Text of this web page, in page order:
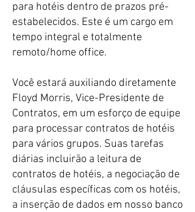
para hotéis dentro de prazos pré-
estabelecidos. Este é um cargo em
tempo integral e totalmente
remoto/home office.
​Você estará auxiliando diretamente
Floyd Morris, Vice-Presidente de
Contratos, em um esforço de equipe
para processar contratos de hotéis
para vários grupos. Suas tarefas
diárias incluirão a leitura de
contratos de hotéis, a negociação de
cláusulas específicas com os hotéis,
a inserção de dados em nosso banco